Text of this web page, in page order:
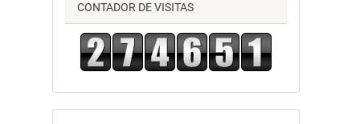
CONTADOR DE VISITAS